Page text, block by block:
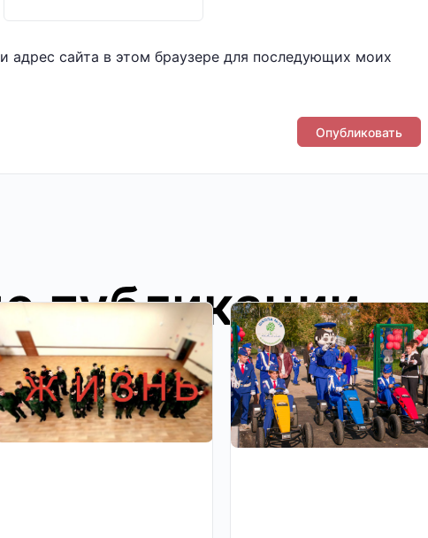
адрес сайта в этом браузере для последующих моих
публикации